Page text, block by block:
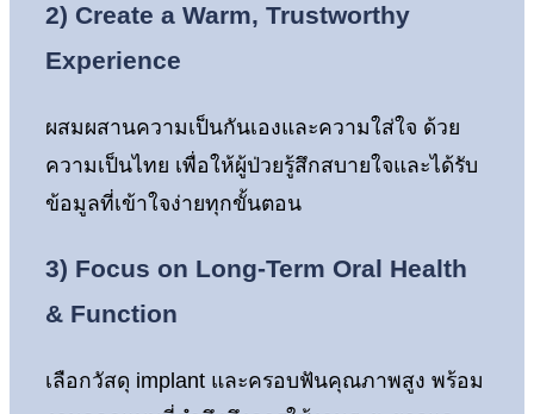
2) Create a Warm, Trustworthy
Experience
ผสมผสานความเป็นกันเองและความใส่ใจ ด้วย
ความเป็นไทย เพื่อให้ผู้ป่วยรู้สึกสบายใจและได้รับ
ข้อมูลที่เข้าใจง่ายทุกขั้นตอน
3) Focus on Long-Term Oral Health
& Function
เลือกวัสดุ implant และครอบฟันคุณภาพสูง พร้อม